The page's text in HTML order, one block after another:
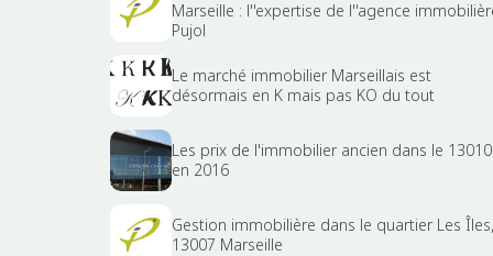
Marseille : l''expertise de l''agence
Pujol
Le marché immobilier Marseillais est
désormais en K mais pas KO du tout
Les prix de l'immobilier ancien dans le 13010
en 2016
Gestion immobilière dans le quartier Les Îles,
13007 Marseille